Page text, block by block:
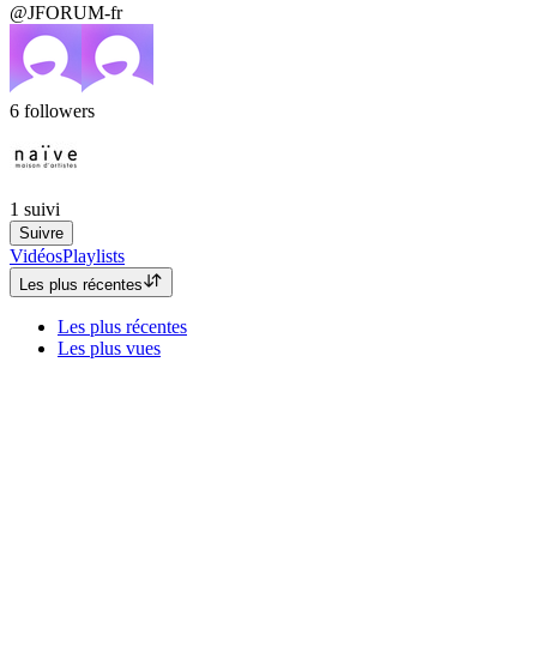
@JFORUM-fr
6 followers
1 suivi
Suivre
VidéosPlaylists
Les plus récentes
Les plus récentes
Les plus vues